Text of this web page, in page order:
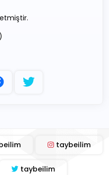
)
taybeilim
taybeilim